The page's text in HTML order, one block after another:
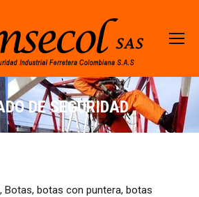
DE SEGURIDAD
Botas, botas con puntera, botas